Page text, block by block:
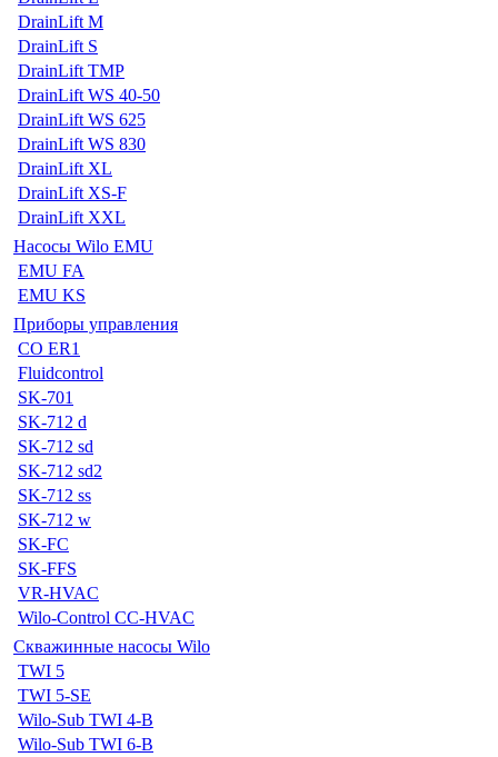
DrainLift M
DrainLift S
DrainLift TMP
DrainLift WS 40-50
DrainLift WS 625
DrainLift WS 830
DrainLift XL
DrainLift XS-F
DrainLift XXL
Насосы Wilo EMU
EMU FA
EMU KS
Приборы управления
CO ER1
Fluidcontrol
SK-701
SK-712 d
SK-712 sd
SK-712 sd2
SK-712 ss
SK-712 w
SK-FC
SK-FFS
VR-HVAC
Wilo-Control CC-HVAC
Скважинные насосы Wilo
TWI 5
TWI 5-SE
Wilo-Sub TWI 4-B
Wilo-Sub TWI 6-B